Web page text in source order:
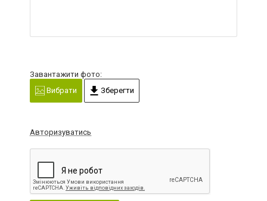
Завантажити фото:
Вибрати
Зберегти
Авторизуватись